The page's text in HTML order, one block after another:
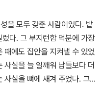
을 모두 갖춘 사람이었다. 밭
다. 그 부지런함 덕분에 가장
때에도 집안을 지켜낼 수 있었
사실을 늘 일깨워 남들보다 더
실을 뼈에 새겨 주었다. 그러